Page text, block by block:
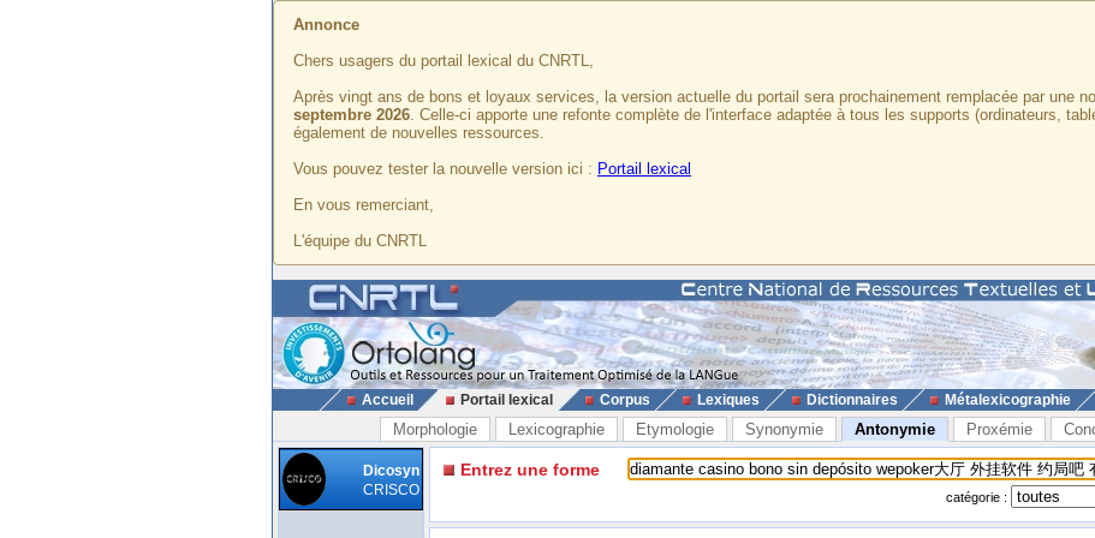
Annonce
Chers usagers du portail lexical du CNRTL,
Après vingt ans de bons et loyaux services, la version actuelle du portail sera prochainement remplacée par une
septembre 2026. Celle-ci apporte une refonte complète de l'interface adaptée à tous les supports (ordinateurs,
également de nouvelles ressources.
Vous pouvez tester la nouvelle version ici : Portail lexical
En vous remerciant,
L'équipe du CNRTL
Accueil Portail lexical Corpus Lexiques Dictionnaires Métalexicographie
Morphologie Lexicographie Etymologie Synonymie Antonymie Proxémie
Dicosyn
CRISCO
Entrez une forme
catégorie :